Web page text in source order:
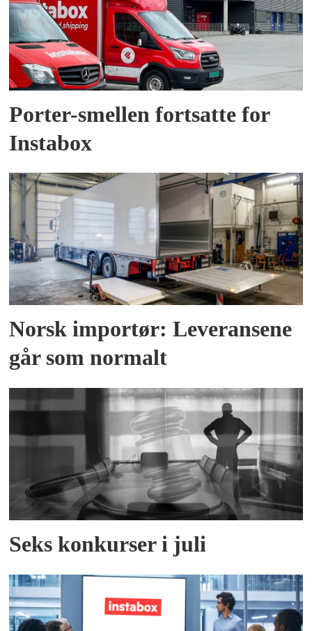
Porter-smellen fortsatte for
Instabox
Norsk importør: Leveransene
går som normalt
Seks konkurser i juli